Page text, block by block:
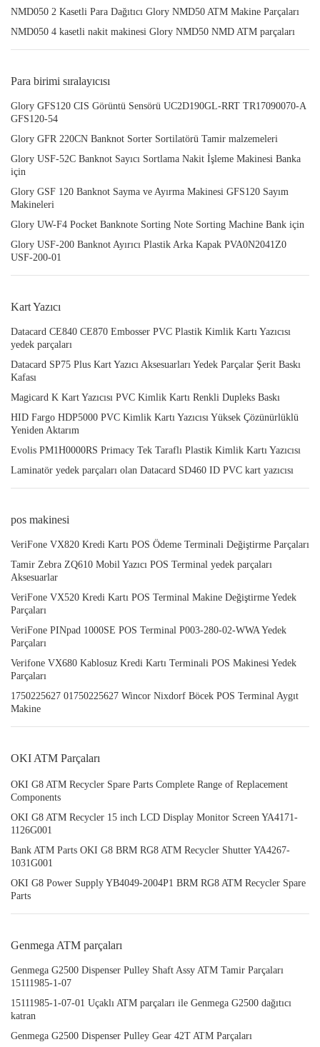
NMD050 2 Kasetli Para Dağıtıcı Glory NMD50 ATM Makine Parçaları
NMD050 4 kasetli nakit makinesi Glory NMD50 NMD ATM parçaları
Para birimi sıralayıcısı
Glory GFS120 CIS Görüntü Sensörü UC2D190GL-RRT TR17090070-A
GFS120-54
Glory GFR 220CN Banknot Sorter Sortilatörü Tamir malzemeleri
Glory USF-52C Banknot Sayıcı Sortlama Nakit İşleme Makinesi Banka
için
Glory GSF 120 Banknot Sayma ve Ayırma Makinesi GFS120 Sayım
Makineleri
Glory UW-F4 Pocket Banknote Sorting Note Sorting Machine Bank için
Glory USF-200 Banknot Ayırıcı Plastik Arka Kapak PVA0N2041Z0
USF-200-01
Kart Yazıcı
Datacard CE840 CE870 Embosser PVC Plastik Kimlik Kartı Yazıcısı
yedek parçaları
Datacard SP75 Plus Kart Yazıcı Aksesuarları Yedek Parçalar Şerit Baskı
Kafası
Magicard K Kart Yazıcısı PVC Kimlik Kartı Renkli Dupleks Baskı
HID Fargo HDP5000 PVC Kimlik Kartı Yazıcısı Yüksek Çözünürlüklü
Yeniden Aktarım
Evolis PM1H0000RS Primacy Tek Taraflı Plastik Kimlik Kartı Yazıcısı
Laminatör yedek parçaları olan Datacard SD460 ID PVC kart yazıcısı
pos makinesi
VeriFone VX820 Kredi Kartı POS Ödeme Terminali Değiştirme Parçaları
Tamir Zebra ZQ610 Mobil Yazıcı POS Terminal yedek parçaları
Aksesuarlar
VeriFone VX520 Kredi Kartı POS Terminal Makine Değiştirme Yedek
Parçaları
VeriFone PINpad 1000SE POS Terminal P003-280-02-WWA Yedek
Parçaları
Verifone VX680 Kablosuz Kredi Kartı Terminali POS Makinesi Yedek
Parçaları
1750225627 01750225627 Wincor Nixdorf Böcek POS Terminal Aygıt
Makine
OKI ATM Parçaları
OKI G8 ATM Recycler Spare Parts Complete Range of Replacement
Components
OKI G8 ATM Recycler 15 inch LCD Display Monitor Screen YA4171-
1126G001
Bank ATM Parts OKI G8 BRM RG8 ATM Recycler Shutter YA4267-
1031G001
OKI G8 Power Supply YB4049-2004P1 BRM RG8 ATM Recycler Spare
Parts
Genmega ATM parçaları
Genmega G2500 Dispenser Pulley Shaft Assy ATM Tamir Parçaları
15111985-1-07
15111985-1-07-01 Uçaklı ATM parçaları ile Genmega G2500 dağıtıcı
katran
Genmega G2500 Dispenser Pulley Gear 42T ATM Parçaları